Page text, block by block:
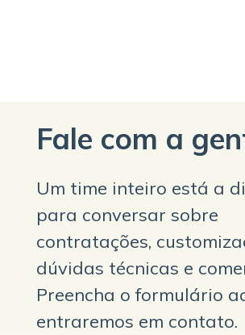
Fale com a
Um time inteiro está a
para conversar sobre
contratações,
dúvidas técnicas e
Preencha o formulário
entraremos em contato.